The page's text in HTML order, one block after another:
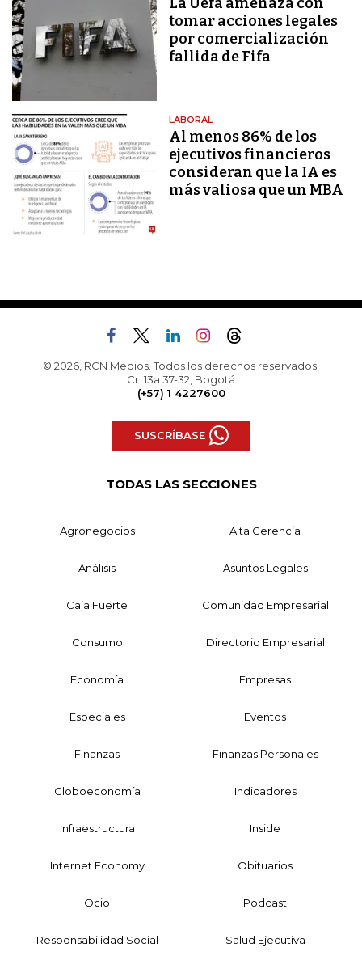
tomar acciones legales
por comercialización
fallida de Fifa
LABORAL
Al menos 86% de los
ejecutivos financieros
consideran que la IA es
más valiosa que un MBA
© 2026, RCN Medios. Todos los derechos reservados.
Cr. 13a 37-32, Bogotá
(+57) 1 4227600
SUSCRÍBASE
TODAS LAS SECCIONES
Agronegocios Alta Gerencia
Análisis Asuntos Legales
Caja Fuerte Comunidad Empresarial
Consumo Directorio Empresarial
Economía Empresas
Especiales Eventos
Finanzas Finanzas Personales
Globoeconomía Indicadores
Infraestructura Inside
Internet Economy Obituarios
Ocio Podcast
Responsabilidad Social Salud Ejecutiva